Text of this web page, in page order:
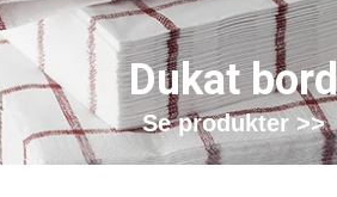
Dukat bord
Se produkter >>